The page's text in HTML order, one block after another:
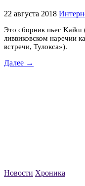
22 августа 2018
Это сборник пьес Kaiku
ливвиковском наречии
встречи, Тулокса»).
Далее →
Новости Хроника